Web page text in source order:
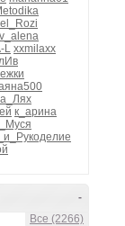
v_alena
L xxmilaxx
к_арина
-
Все (2266)